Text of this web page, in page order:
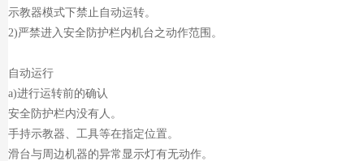
示教器模式下禁止自动运转。
2)严禁进入安全防护栏内机台之动作范围。
自动运行
a)进行运转前的确认
安全防护栏内没有人。
手持示教器、工具等在指定位置。
滑台与周边机器的异常显示灯有无动作。